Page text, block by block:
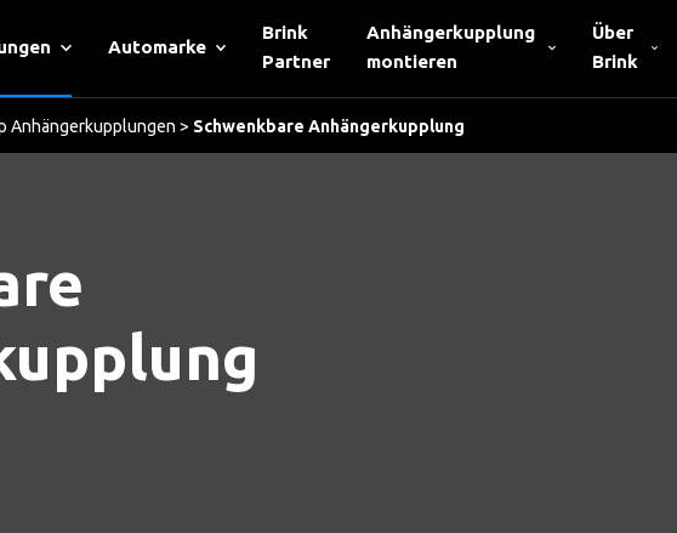
Automarke
Brink
Partner
Anhängerkupplung
montieren
Über
Brink
Anhängerkupplungen > Schwenkbare Anhängerkupplung